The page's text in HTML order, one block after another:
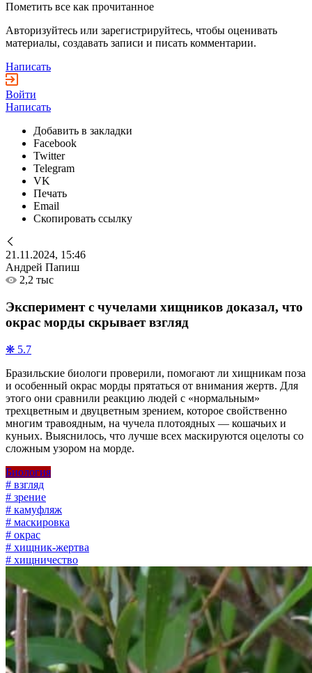
Пометить все как прочитанное
Авторизуйтесь или зарегистрируйтесь, чтобы оценивать
материалы, создавать записи и писать комментарии.
Написать
Войти
Написать
Добавить в закладки
Facebook
Twitter
Telegram
VK
Печать
Email
Скопировать ссылку
21.11.2024, 15:46
Андрей Папиш
2,2 тыс
Эксперимент с чучелами хищников доказал, что
окрас морды скрывает взгляд
❋ 5.7
Бразильские биологи проверили, помогают ли хищникам поза
и особенный окрас морды прятаться от внимания жертв. Для
этого они сравнили реакцию людей с «нормальным»
трехцветным и двуцветным зрением, которое свойственно
многим травоядным, на чучела плотоядных — кошачьих и
куньих. Выяснилось, что лучше всех маскируются оцелоты со
сложным узором на морде.
Биология
# взгляд
# зрение
# камуфляж
# маскировка
# окрас
# хищник-жертва
# хищничество